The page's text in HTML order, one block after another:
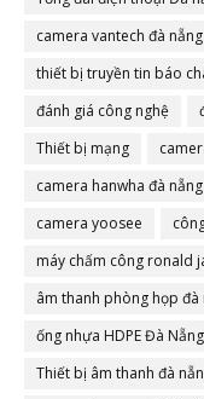
camera vantech đà nẵng
thiết bị truyền tin báo
đánh giá công nghệ
Thiết bị mạng
camera hanwha đà nẵng
camera yoosee
máy chấm công ronald
âm thanh phòng họp đà
ống nhựa HDPE Đà Nẵng
Thiết bị âm thanh đà